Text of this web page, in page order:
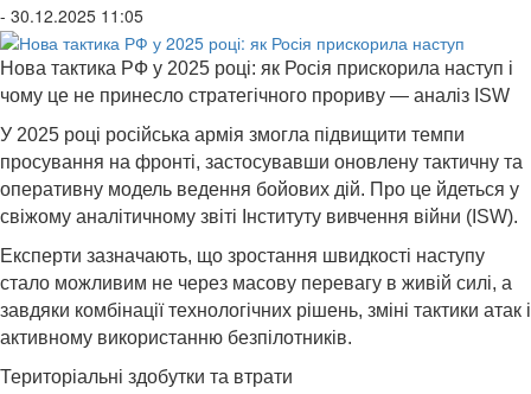
- 30.12.2025 11:05
Нова тактика РФ у 2025 році: як Росія прискорила наступ і
чому це не принесло стратегічного прориву — аналіз ISW
У 2025 році російська армія змогла підвищити темпи
просування на фронті, застосувавши оновлену тактичну та
оперативну модель ведення бойових дій. Про це йдеться у
свіжому аналітичному звіті Інституту вивчення війни (ISW).
Експерти зазначають, що зростання швидкості наступу
стало можливим не через масову перевагу в живій силі, а
завдяки комбінації технологічних рішень, зміні тактики атак і
активному використанню безпілотників.
Територіальні здобутки та втрати